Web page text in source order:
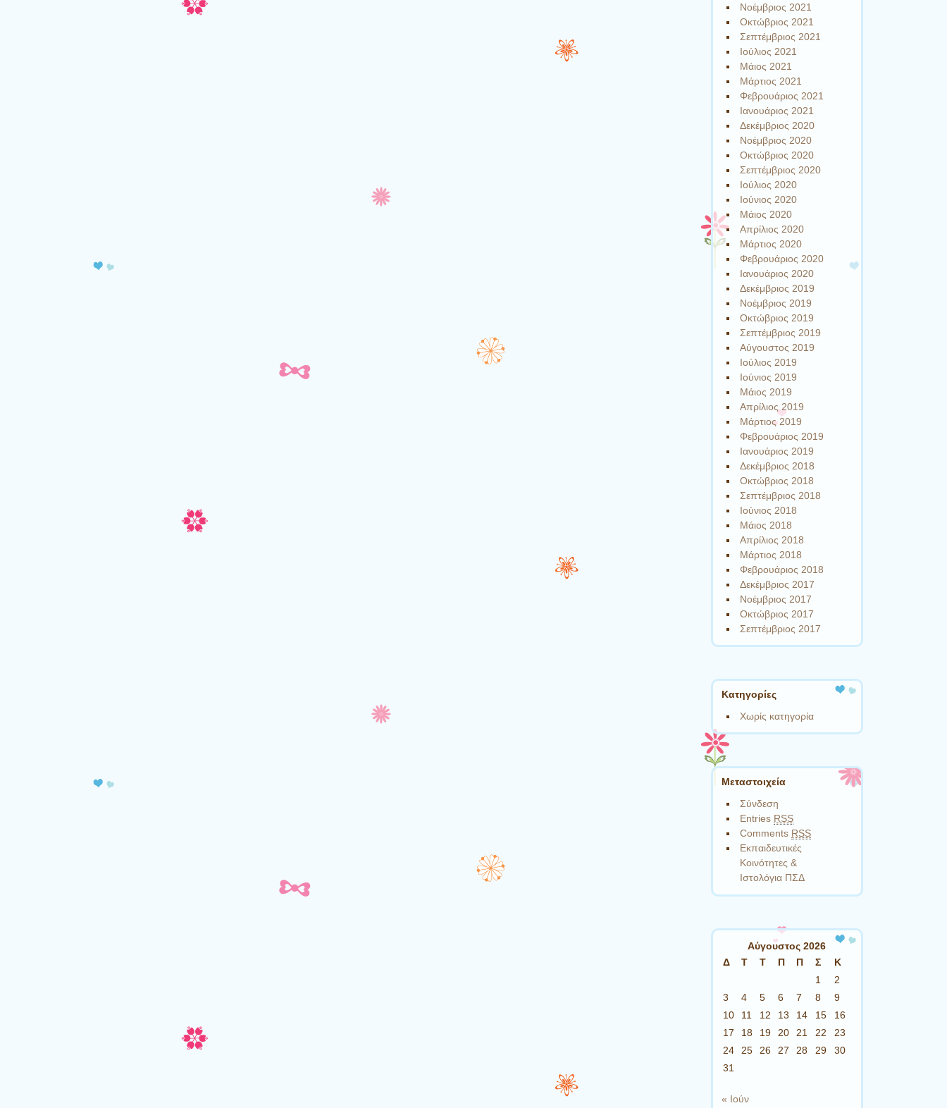
Νοέμβριος 2021
Οκτώβριος 2021
Σεπτέμβριος 2021
Ιούλιος 2021
Μάιος 2021
Μάρτιος 2021
Φεβρουάριος 2021
Ιανουάριος 2021
Δεκέμβριος 2020
Νοέμβριος 2020
Οκτώβριος 2020
Σεπτέμβριος 2020
Ιούλιος 2020
Ιούνιος 2020
Μάιος 2020
Απρίλιος 2020
Μάρτιος 2020
Φεβρουάριος 2020
Ιανουάριος 2020
Δεκέμβριος 2019
Νοέμβριος 2019
Οκτώβριος 2019
Σεπτέμβριος 2019
Αύγουστος 2019
Ιούλιος 2019
Ιούνιος 2019
Μάιος 2019
Απρίλιος 2019
Μάρτιος 2019
Φεβρουάριος 2019
Ιανουάριος 2019
Δεκέμβριος 2018
Οκτώβριος 2018
Σεπτέμβριος 2018
Ιούνιος 2018
Μάιος 2018
Απρίλιος 2018
Μάρτιος 2018
Φεβρουάριος 2018
Δεκέμβριος 2017
Νοέμβριος 2017
Οκτώβριος 2017
Σεπτέμβριος 2017
Kατηγορίες
Χωρίς κατηγορία
Μεταστοιχεία
Σύνδεση
Entries RSS
Comments RSS
Εκπαιδευτικές
Κοινότητες &
Ιστολόγια ΠΣΔ
Αύγουστος 2026
Δ
Τ Τ Π Π Σ
Κ
1
2
3
4 5 6 7 8
9
10
11 12 13 14 15
16
17
18 19 20 21 22
23
24
25 26 27 28 29
30
31
« Ιούν